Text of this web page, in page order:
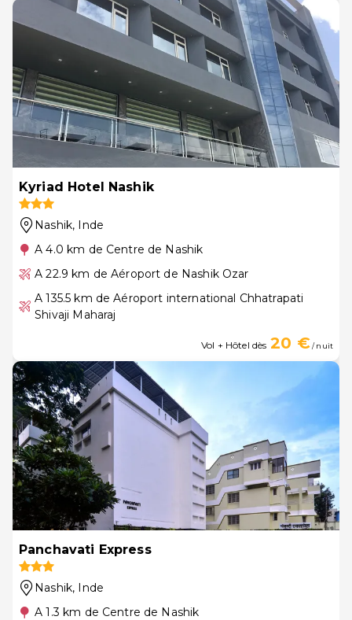
Kyriad Hotel Nashik
Nashik, Inde
A 4.0 km de Centre de Nashik
A 22.9 km de Aéroport de Nashik Ozar
A 135.5 km de Aéroport international Chhatrapati
Shivaji Maharaj
Vol + Hôtel dès 20 €/ nuit
Panchavati Express
Nashik, Inde
A 1.3 km de Centre de Nashik